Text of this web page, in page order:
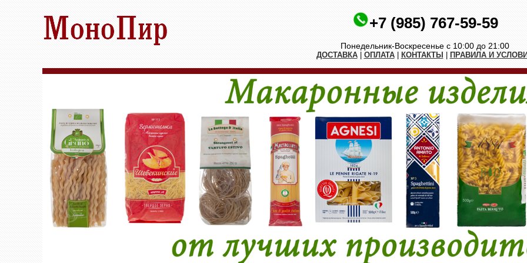
+7 (985) 767-59-59
Понедельник-Воскресенье с 10:00 до 21:00
ДОСТАВКА| ОПЛАТА| КОНТАКТЫ ПРАВИЛА И